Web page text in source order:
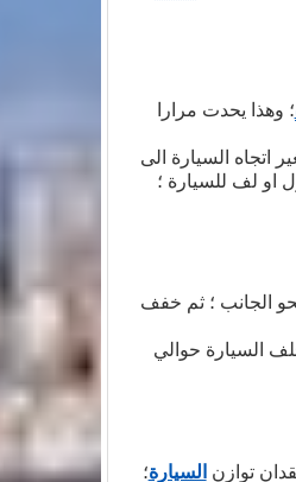
؛ وهذا يحدت مرارا
اتجاه السيارة الى
او لف للسيارة ؛
الجانب ؛ ثم خفف
السيارة حوالي
توازن السيارة؛